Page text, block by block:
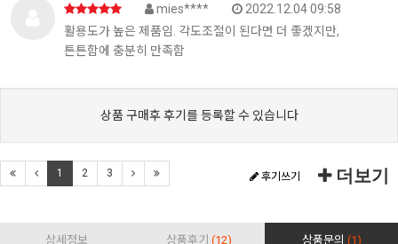
mies****
2022.12.04 09:58
활용도가 높은 제품임. 각도조절이 된다면 더 좋겠지만,
튼튼함에 충분히 만족함
상품 구매후 후기를 등록할 수 있습니다
1 2 3 후기쓰기 더보기
상세정보 상품후기 (12) 상품문의 (1)